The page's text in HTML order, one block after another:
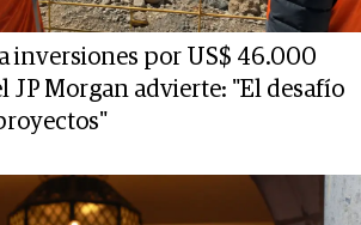
inversiones por US$ 46.000
JP Morgan advierte: "El desafío